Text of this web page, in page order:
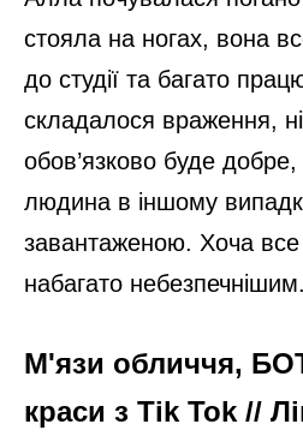
стояла на ногах, вона
до студії та багато
складалося враження,
обов’язково буде
людина в іншому
завантаженою. Хоча все
набагато небезпечнішим.
М'язи обличчя,
краси з Tik Tok //